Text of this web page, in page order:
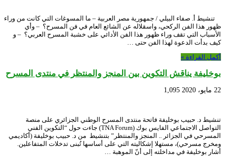
تنشيط أ. صفاء البيلي / جمهورية مصر العربية – ما المسوغات التي كانت من وراء
ظهور هذا الفن الركحي، واسقلاله عن الشائع العام في فن المسرح؟ – وأي
الأسباب التي تقف وراء ظهور هذا الفن الأدائي على خشبة المسرح العربي؟ – و
كيف بدأت الدعوة لهذا الفن حتى …
أكمل القراءة »
بوخليفة يناقش التكوين بين المنجز والمنتظر في منتدى المسرح
22 مايو، 2020 1,095
تنشيط د. حبيب بوخليفة فاتحة منتدى المسرح الوطني الجزائري على منصة
التواصل الاجتماعي الفايس بوك (TNA Forum) جاءت حول “التكوين الفني
المسرحي في الجزائر .. المنجز والمنتظر” بتنشيط من د. حبيب بوخليفة (أكاديمي
ومخرج مسرحي)، مستهلا إشكاليته التي على أساسها تُبنى تدخلات المتفاعلين.
أشار بوخليفة في مداخلته إلى أنّ الموهبة …